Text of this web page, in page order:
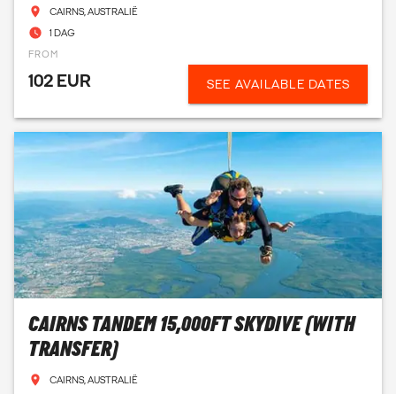
CAIRNS, AUSTRALIË
1 DAG
FROM
102 EUR SEE AVAILABLE DATES
CAIRNS TANDEM 15,000FT SKYDIVE (WITH
TRANSFER)
CAIRNS, AUSTRALIË